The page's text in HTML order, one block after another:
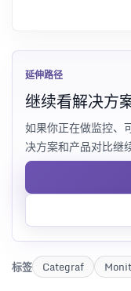
延伸路径
继续看解决方
如果你正在做监控、
决方案和产品对比继
标签 Categraf